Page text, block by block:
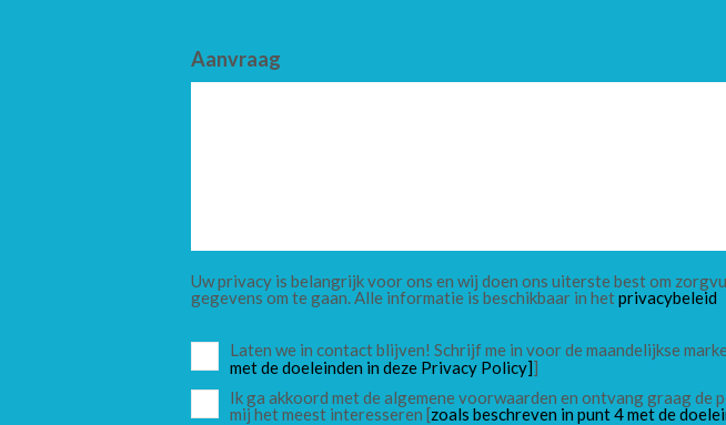
Aanvraag
Uw privacy is belangrijk voor ons en wij doen ons uiterste best om
gegevens om te gaan. Alle informatie is beschikbaar in hetprivacybeleid
Laten we in contact blijven! Schrijf me in voor de maandelijkse
met de doeleinden in deze Privacy Policy]]
Ik ga akkoord met de algemene voorwaarden en ontvang graag
mij het meest interesseren [zoals beschreven in punt 4 met de